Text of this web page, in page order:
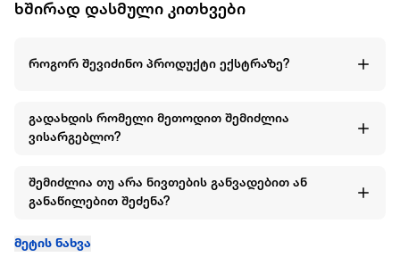
ხშირად დასმული კითხვები
როგორ შევიძინო პროდუქტი ექსტრაზე?
გადახდის რომელი მეთოდით შემიძლია
ვისარგებლო?
შემიძლია თუ არა ნივთების განვადებით ან
განაწილებით შეძენა?
მეტის ნახვა